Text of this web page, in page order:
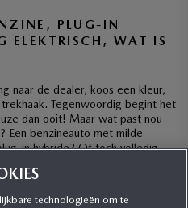
PLUG-IN
ELEKTRISCH, WAT IS
naar de dealer, koos een kleur,
Tegenwoordig begint het
dan ooit! Maar wat past nou
Een benzineauto met milde
in hybride? Of toch volledig
technologieën om te